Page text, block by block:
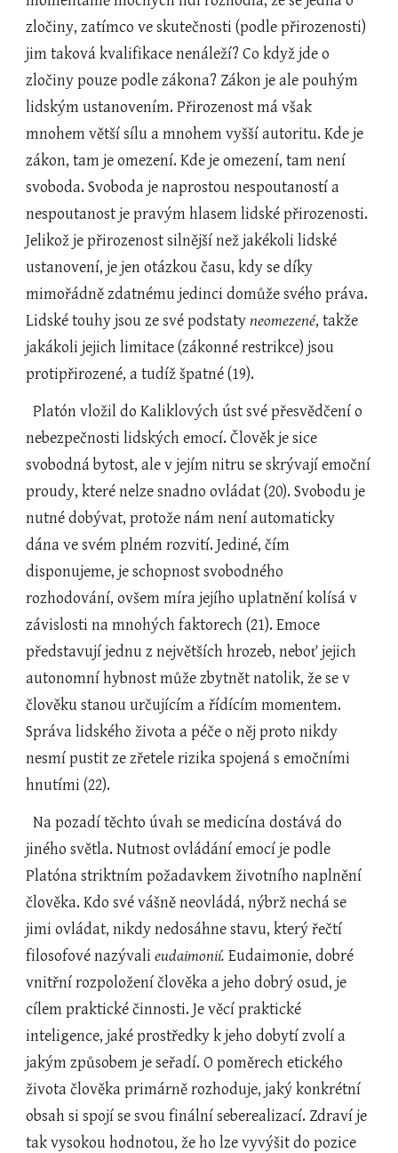
zločiny, zatímco ve skutečnosti (podle přirozenosti)
jim taková kvalifikace nenáleží? Co když jde o
zločiny pouze podle zákona? Zákon je ale pouhým
lidským ustanovením. Přirozenost má však
mnohem větší sílu a mnohem vyšší autoritu. Kde je
zákon, tam je omezení. Kde je omezení, tam není
svoboda. Svoboda je naprostou nespoutaností a
nespoutanost je pravým hlasem lidské přirozenosti.
Jelikož je přirozenost silnější než jakékoli lidské
ustanovení, je jen otázkou času, kdy se díky
mimořádně zdatnému jedinci domůže svého práva.
Lidské touhy jsou ze své podstaty neomezené, takže
jakákoli jejich limitace (zákonné restrikce) jsou
protipřirozené, a tudíž špatné (19).
  Platón vložil do Kaliklových úst své přesvědčení o
nebezpečnosti lidských emocí. Člověk je sice
svobodná bytost, ale v jejím nitru se skrývají emoční
proudy, které nelze snadno ovládat (20). Svobodu je
nutné dobývat, protože nám není automaticky
dána ve svém plném rozvití. Jediné, čím
disponujeme, je schopnost svobodného
rozhodování, ovšem míra jejího uplatnění kolísá v
závislosti na mnohých faktorech (21). Emoce
představují jednu z největších hrozeb, neboť jejich
autonomní hybnost může zbytnět natolik, že se v
člověku stanou určujícím a řídícím momentem.
Správa lidského života a péče o něj proto nikdy
nesmí pustit ze zřetele rizika spojená s emočními
hnutími (22).
  Na pozadí těchto úvah se medicína dostává do
jiného světla. Nutnost ovládání emocí je podle
Platóna striktním požadavkem životního naplnění
člověka. Kdo své vášně neovládá, nýbrž nechá se
jimi ovládat, nikdy nedosáhne stavu, který řečtí
filosofové nazývali eudaimonií. Eudaimonie, dobré
vnitřní rozpoložení člověka a jeho dobrý osud, je
cílem praktické činnosti. Je věcí praktické
inteligence, jaké prostředky k jeho dobytí zvolí a
jakým způsobem je seřadí. O poměrech etického
života člověka primárně rozhoduje, jaký konkrétní
obsah si spojí se svou finální seberealizací. Zdraví je
tak vysokou hodnotou, že ho lze vyvýšit do pozice